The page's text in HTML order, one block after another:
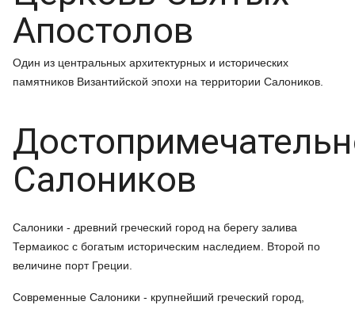
Апостолов
Один из центральных архитектурных и исторических
памятников Византийской эпохи на территории Салоников.
Салоников
Салоники - древний греческий город на берегу залива
Термаикос с богатым историческим наследием. Второй по
величине порт Греции.
Современные Салоники - крупнейший греческий город,